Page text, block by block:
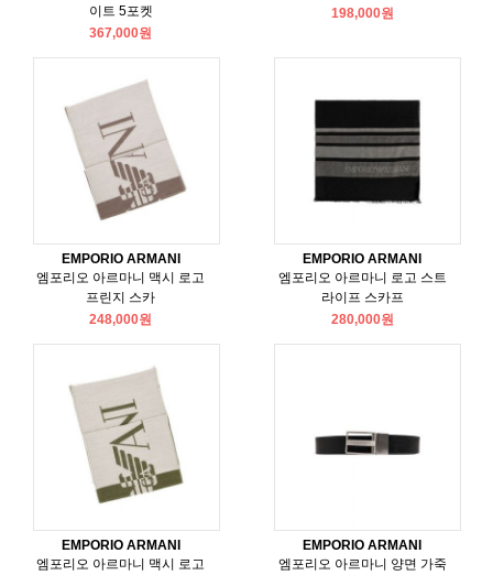
이트 5포켓
367,000원
198,000원
EMPORIO ARMANI
엠포리오 아르마니 맥시 로고
프린지 스카
248,000원
EMPORIO ARMANI
엠포리오 아르마니 로고 스트
라이프 스카프
280,000원
EMPORIO ARMANI
엠포리오 아르마니 맥시 로고
EMPORIO ARMANI
엠포리오 아르마니 양면 가죽